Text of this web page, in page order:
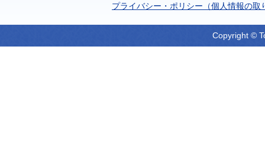
プライバシー・ポリシー（個人情報の取
Copyright ©